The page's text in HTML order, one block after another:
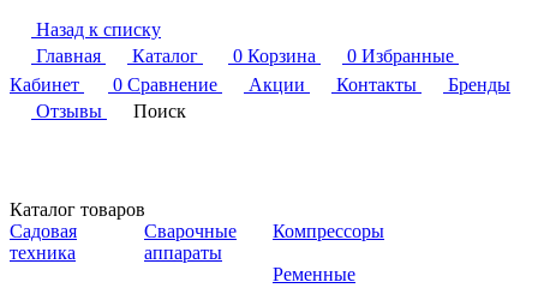
Назад к списку
Главная
Каталог 0 Корзина 0 Избранные
Кабинет
0 Сравнение Акции Контакты
Бренды
Отзывы
Поиск
Каталог товаров
Садовая
техника
Сварочные
аппараты
Компрессоры
Ременные